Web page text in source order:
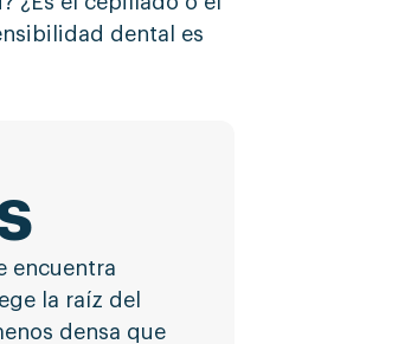
dental es
encuentra
la raíz del
densa que